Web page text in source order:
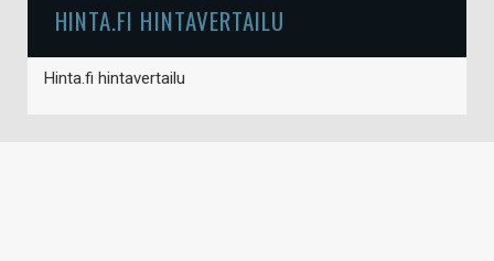
HINTA.FI HINTAVERTAILU
Hinta.fi hintavertailu